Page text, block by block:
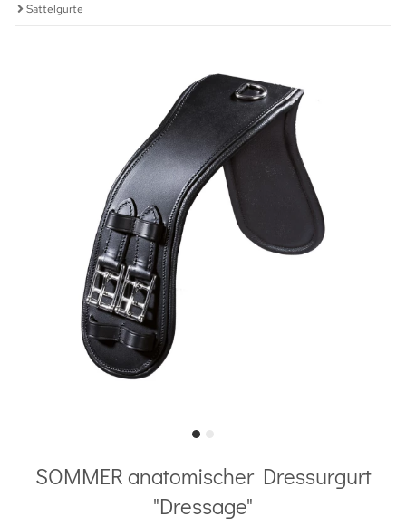
Sattelgurte
SOMMER anatomischer Dressurgurt
"Dressage"